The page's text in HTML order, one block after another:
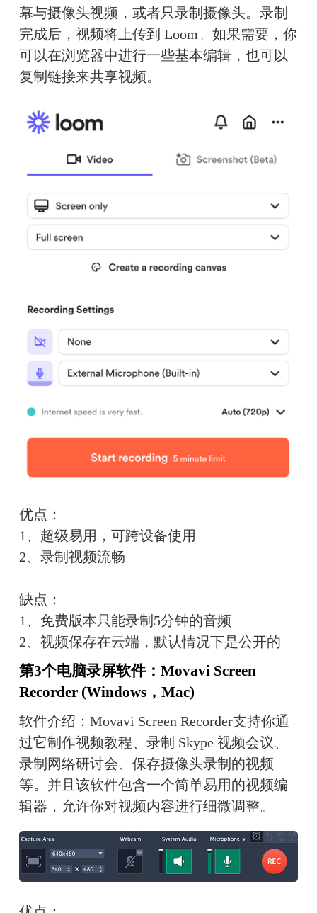
幕与摄像头视频，或者只录制摄像头。录制
完成后，视频将上传到 Loom。如果需要，你
可以在浏览器中进行一些基本编辑，也可以
复制链接来共享视频。
优点：
1、超级易用，可跨设备使用
2、录制视频流畅
缺点：
1、免费版本只能录制5分钟的音频
2、视频保存在云端，默认情况下是公开的
第3个电脑录屏软件：Movavi Screen
Recorder (Windows，Mac)
软件介绍：Movavi Screen Recorder支持你通
过它制作视频教程、录制 Skype 视频会议、
录制网络研讨会、保存摄像头录制的视频
等。并且该软件包含一个简单易用的视频编
辑器，允许你对视频内容进行细微调整。